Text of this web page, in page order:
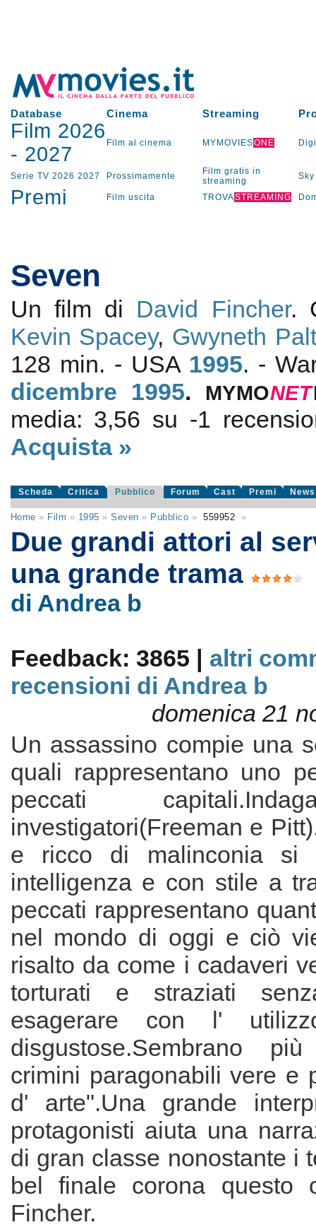
Database Cinema Streaming
Film 2026
- 2027 Film al cinema MYMOVIESONE
Serie TV 2026 2027 Prossimamente
Film gratis in
streaming
Sky
Premi Film uscita TROVASTREAMING
Seven
Un film di David Fincher.
Kevin Spacey, Gwyneth
128 min. - USA 1995. -
dicembre 1995. MYMONET
media: 3,56 su -1
Acquista »
Scheda Critica Pubblico Forum Cast Premi News
Home » Film » 1995 »Seven » Pubblico » 559952 »
Due grandi attori al
una grande trama
di Andrea b
Feedback: 3865 | altri
recensioni di Andrea b
domenica 21
Un assassino compie una
quali rappresentano uno
peccati
investigatori(Freeman e
e ricco di malinconia si
intelligenza e con stile a
peccati rappresentano
nel mondo di oggi e ciò
risalto da come i cadaveri
torturati e straziati
esagerare con l'
disgustose.Sembrano
crimini paragonabili vere e
d' arte".Una grande
protagonisti aiuta una
di gran classe nonostante i
bel finale corona questo
Fincher.